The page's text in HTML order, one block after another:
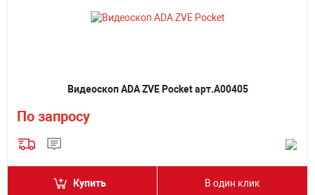
Видеоскоп ADA ZVE Pocket арт.А00405
По запросу
Купить В один клик